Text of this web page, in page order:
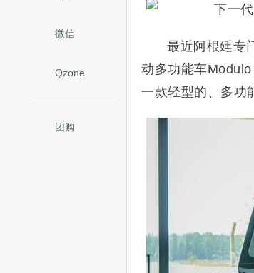
微信
Qzone
团购
最近阿根廷专
动多功能车
一款轻型的、多功